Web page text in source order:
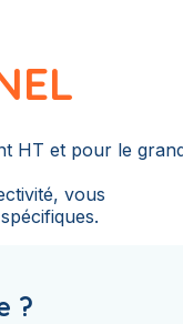
HT et pour le
vous
?